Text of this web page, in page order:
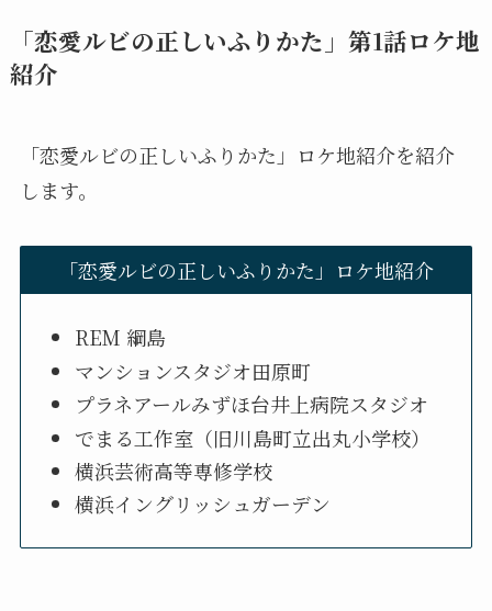
「恋愛ルビの正しいふりかた」第1話ロケ地
紹介
「恋愛ルビの正しいふりかた」ロケ地紹介を紹介
します。
「恋愛ルビの正しいふりかた」ロケ地紹介
REM 綱島
マンションスタジオ田原町
プラネアールみずほ台井上病院スタジオ
でまる工作室（旧川島町立出丸小学校）
横浜芸術高等専修学校
横浜イングリッシュガーデン